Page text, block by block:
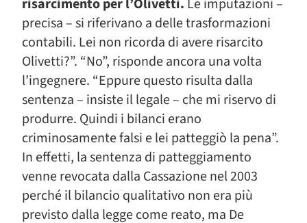
risarcimento per l’Olivetti. Le imputazioni –
precisa – si riferivano a delle trasformazioni
contabili. Lei non ricorda di avere risarcito
Olivetti?”. “No”, risponde ancora una volta
l’ingegnere. “Eppure questo risulta dalla
sentenza – insiste il legale – che mi riservo di
produrre. Quindi i bilanci erano
criminosamente falsi e lei patteggiò la pena”.
In effetti, la sentenza di patteggiamento
venne revocata dalla Cassazione nel 2003
perché il bilancio qualitativo non era più
previsto dalla legge come reato, ma De